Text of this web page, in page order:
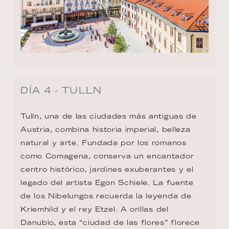
DÍA 4 - TULLN
Tulln, una de las ciudades más antiguas de
Austria, combina historia imperial, belleza
natural y arte. Fundada por los romanos
como Comagena, conserva un encantador
centro histórico, jardines exuberantes y el
legado del artista Egon Schiele. La fuente
de los Nibelungos recuerda la leyenda de
Kriemhild y el rey Etzel. A orillas del
Danubio, esta “ciudad de las flores” florece